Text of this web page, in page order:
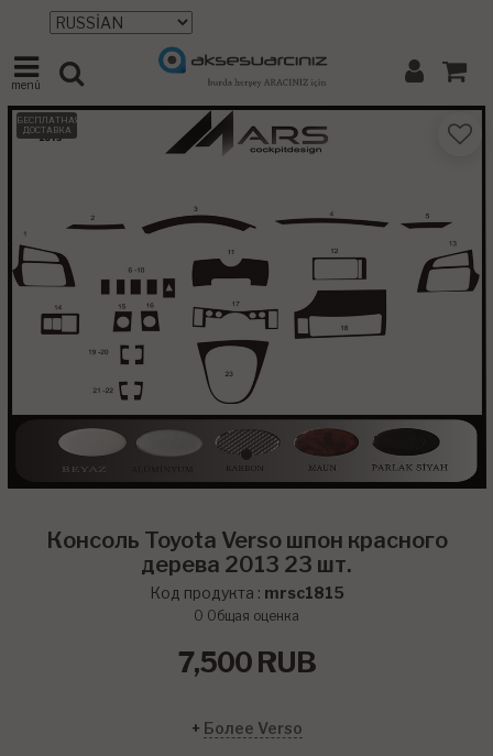
menü
БЕСПЛАТНАЯ
ДОСТАВКА
Консоль Toyota Verso шпон красного
дерева 2013 23 шт.
Код продукта : mrsc1815
0 Общая оценка
7,500RUB
+ Более Verso